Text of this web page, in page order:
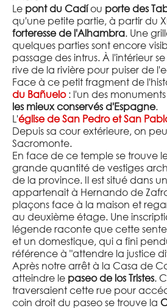
Le pont du Cadíou porte des
qu'une petite partie, à partir du
forteresse de l'Alhambra. Une
quelques parties sont encore
passage des intrus. À l'intérieur
rive de la rivière pour puiser de
Face à ce petit fragment de
du Bañuelo: l'un des
les mieux conservés d'Espagne.
L'église de San Pedro et San
Depuis sa cour extérieure, on
Sacromonte.
En face de ce temple se trouve
grande quantité de vestiges
de la province. Il est situé dans
appartenait à Hernando de
plaçons face à la maison et
au deuxième étage. Une
légende raconte que cette
et un domestique, qui a fini
référence à "attendre la justice
Après notre arrêt à la Casa de
atteindre le paseo de los Tristes.
traversaient cette rue pour
coin droit du paseo se trouve la